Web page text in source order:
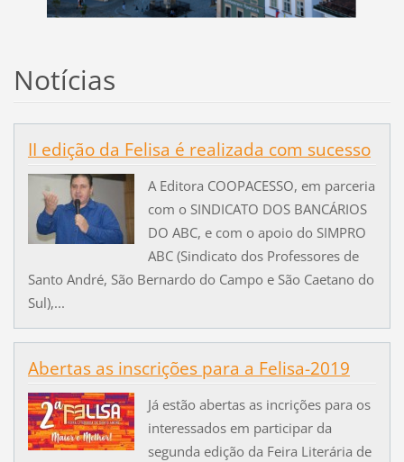
Notícias
II edição da Felisa é realizada com sucesso
A Editora COOPACESSO, em parceria
com o SINDICATO DOS BANCÁRIOS
DO ABC, e com o apoio do SIMPRO
ABC (Sindicato dos Professores de
Santo André, São Bernardo do Campo e São Caetano do
Sul),...
Abertas as inscrições para a Felisa-2019
Já estão abertas as incrições para os
interessados em participar da
segunda edição da Feira Literária de